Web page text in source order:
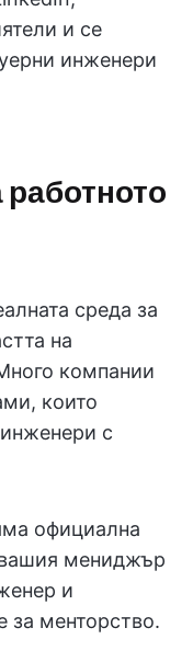
и се
инженери
среда за
на
компании
които
с
официална
мениджър
и
за менторство.